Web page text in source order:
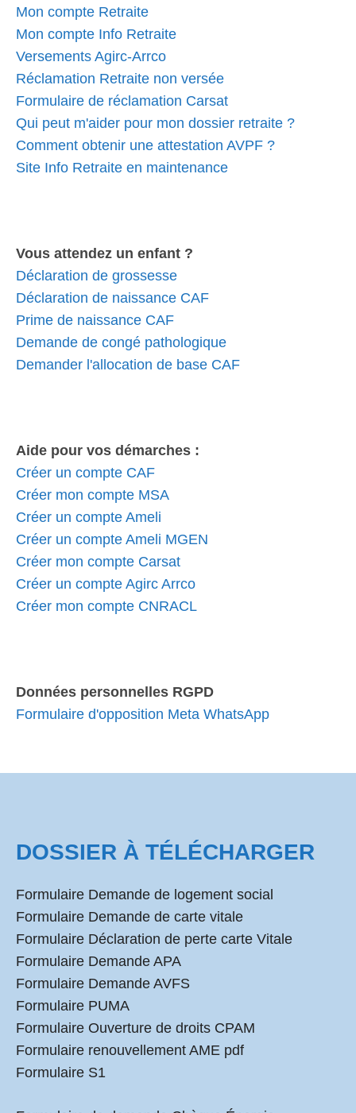
Mon compte Retraite
Mon compte Info Retraite
Versements Agirc-Arrco
Réclamation Retraite non versée
Formulaire de réclamation Carsat
Qui peut m'aider pour mon dossier retraite ?
Comment obtenir une attestation AVPF ?
Site Info Retraite en maintenance
Vous attendez un enfant ?
Déclaration de grossesse
Déclaration de naissance CAF
Prime de naissance CAF
Demande de congé pathologique
Demander l'allocation de base CAF
Aide pour vos démarches :
Créer un compte CAF
Créer mon compte MSA
Créer un compte Ameli
Créer un compte Ameli MGEN
Créer mon compte Carsat
Créer un compte Agirc Arrco
Créer mon compte CNRACL
Données personnelles RGPD
Formulaire d'opposition Meta WhatsApp
DOSSIER À TÉLÉCHARGER
Formulaire Demande de logement social
Formulaire Demande de carte vitale
Formulaire Déclaration de perte carte Vitale
Formulaire Demande APA
Formulaire Demande AVFS
Formulaire PUMA
Formulaire Ouverture de droits CPAM
Formulaire renouvellement AME pdf
Formulaire S1